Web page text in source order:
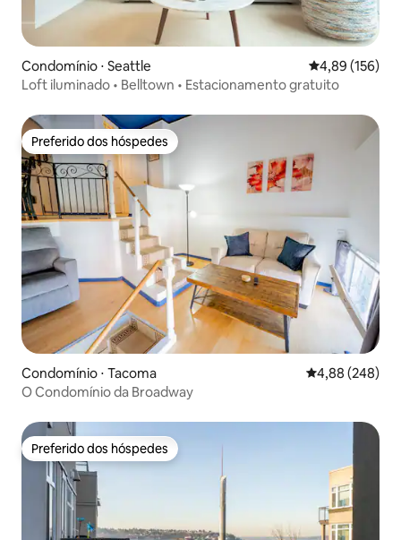
Condomínio ⋅ Seattle 4,89 de uma
4,89 (156)
Loft iluminado • Belltown • Estacionamento gratuito
Preferido dos hóspedes
Preferido dos hóspedes
Condomínio ⋅ Tacoma 4,88 de uma
4,88 (248)
O Condomínio da Broadway
Preferido dos hóspedes
Preferido dos hóspedes